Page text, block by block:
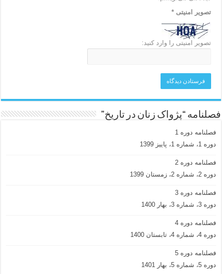
تصویر امنیتی*
تصویر امنیتی را وارد کنید:
فصلنامه “پژواک زنان در تاریخ”
فصلنامه دوره 1
دوره 1، شماره 1، پاییز 1399
فصلنامه دوره 2
دوره 2، شماره 2، زمستان 1399
فصلنامه دوره 3
دوره 3، شماره 3، بهار 1400
فصلنامه دوره 4
دوره 4، شماره 4، تابستان 1400
فصلنامه دوره 5
دوره 5، شماره 5، بهار 1401